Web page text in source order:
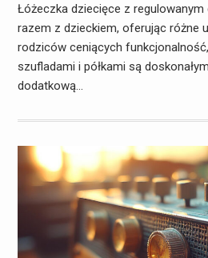
Łóżeczka dziecięce z
razem z dzieckiem, oferując różne
rodziców ceniących
szufladami i półkami są
dodatkową…